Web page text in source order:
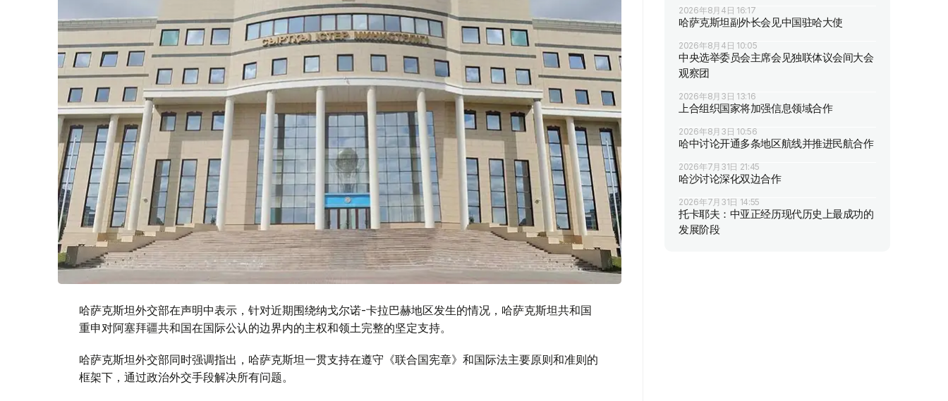
哈萨克斯坦外交部在声明中表示，针对近期围绕纳戈尔诺-卡拉巴赫地区发生的情况，哈萨克斯坦共和国
重申对阿塞拜疆共和国在国际公认的边界内的主权和领土完整的坚定支持。
哈萨克斯坦外交部同时强调指出，哈萨克斯坦一贯支持在遵守《联合国宪章》和国际法主要原则和准则的
框架下，通过政治外交手段解决所有问题。
2026年8月4日 16:17
哈萨克斯坦副外长会见中国驻哈大使
2026年8月4日 10:05
中央选举委员会主席会见独联体议会间大会
观察团
2026年8月3日 13:16
上合组织国家将加强信息领域合作
2026年8月3日 10:56
哈中讨论开通多条地区航线并推进民航合作
2026年7月31日 21:45
哈沙讨论深化双边合作
2026年7月31日 14:55
托卡耶夫：中亚正经历现代历史上最成功的
发展阶段